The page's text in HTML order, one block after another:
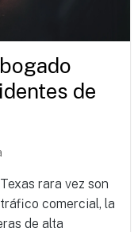
de
rara vez son
comercial, la
de alta